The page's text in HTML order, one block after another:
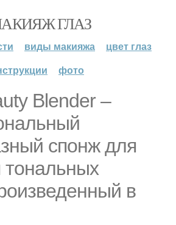
ГЛАЗ
виды макияжа
цвет глаз
фото
Blender –
спонж для
тональных
в